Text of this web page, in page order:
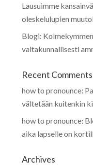
Lausuimme
oleskelulupien
Blogi:
valtakunnallisesti
Recent Comments
how to pronounce:
vältetään kuitenkin
how to pronounce:
aika lapselle on
Archives